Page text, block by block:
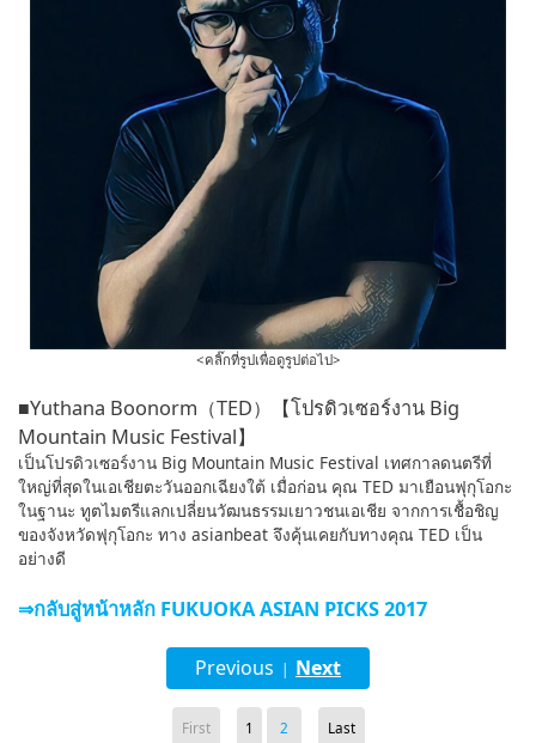
<คลิ๊กที่รูปเพื่อดูรูปต่อไป>
■Yuthana Boonorm（TED）【โปรดิวเซอร์งาน Big
Mountain Music Festival】
เป็นโปรดิวเซอร์งาน Big Mountain Music Festival เทศกาลดนตรีที่
ใหญ่ที่สุดในเอเชียตะวันออกเฉียงใต้ เมื่อก่อน คุณ TED มาเยือนฟุกุโอกะ
ในฐานะ ทูตไมตรีแลกเปลี่ยนวัฒนธรรมเยาวชนเอเชีย จากการเชื้อชิญ
ของจังหวัดฟุกุโอกะ ทาง asianbeat จึงคุ้นเคยกับทางคุณ TED เป็น
อย่างดี
⇒กลับสู่หน้าหลัก FUKUOKA ASIAN PICKS 2017
Previous | Next
First 1 2 Last